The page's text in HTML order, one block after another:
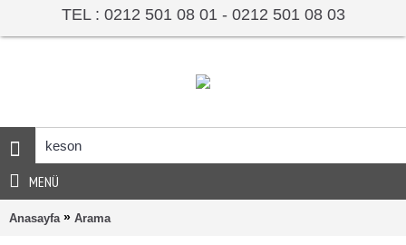
TEL : 0212 501 08 01 - 0212 501 08 03
MENÜ
Anasayfa » Arama